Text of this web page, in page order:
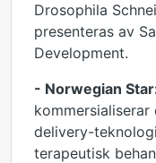
Drosophila
presenteras av
Development.
- Norwegian
delivery-
terapeutisk